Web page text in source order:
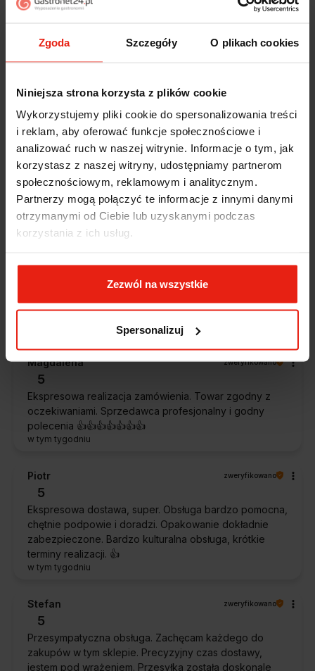
Zgoda Szczegóły O plikach cookies
Niniejsza strona korzysta z plików cookie
Wykorzystujemy pliki cookie do spersonalizowania treści
i reklam, aby oferować funkcje społecznościowe i
analizować ruch w naszej witrynie. Informacje o tym, jak
korzystasz z naszej witryny, udostępniamy partnerom
społecznościowym, reklamowym i analitycznym.
Partnerzy mogą połączyć te informacje z innymi danymi
otrzymanymi od Ciebie lub uzyskanymi podczas
korzystania z ich usług.
Zezwól na wszystkie
Spersonalizuj
Opinie klientów
Marcin zweryfikowano
5
Polecam szybko sprawnie dobrze zapakowane
Zostałem świetnie obsłużony. Brawa dla pracowników.
w tym tygodniu
Alicja
Jestem zaskoczona, że ta paczka dotarła do mnie tak
szybko. Paczka dotarła cała i zdrowa. Szybko,
klienta.
Magdalena zweryfikowano
5
Ekspresowa realizacja zamówienia. Towar zgodny z
oczekiwaniami. Sprzedawca profesjonalny i godny
polecenia 👍️👍️👍️👍️👍️👍️👍️
w tym tygodniu
Piotr zweryfikowano
5
Ekspresowa dostawa, super. Obsługa bardzo pomocna,
chętnie podpowie i doradzi. Opakowanie dokładnie
zabezpieczone. Bardzo kulturalna obsługa, krótkie
terminy realizacji. 👍️
w tym tygodniu
Stefan zweryfikowano
5
Przesympatyczna obsługa. Zachęcam każdego do
zakupów w tym sklepie. Precyzyjny czas dostawy,
jestem pod wrażeniem. Przesyłka została doskonale